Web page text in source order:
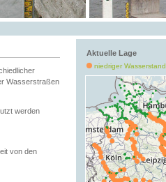
Aktuelle Lage
niedriger Wasserstand
Wasserstraßen
werden
von den